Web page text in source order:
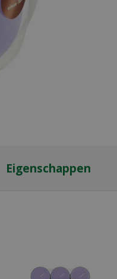
Eigenschappen